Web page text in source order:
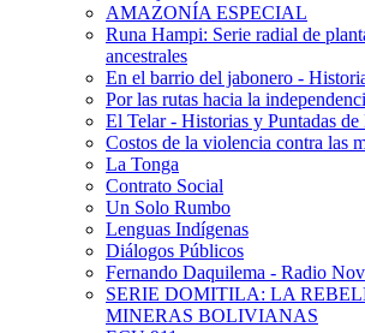
AMAZONÍA ESPECIAL
Runa Hampi: Serie radial de
ancestrales
En el barrio del jabonero -
Por las rutas hacia la
El Telar - Historias y Puntadas
Costos de la violencia contra las
La Tonga
Contrato Social
Un Solo Rumbo
Lenguas Indígenas
Diálogos Públicos
Fernando Daquilema - Radio
SERIE DOMITILA: LA
MINERAS BOLIVIANAS